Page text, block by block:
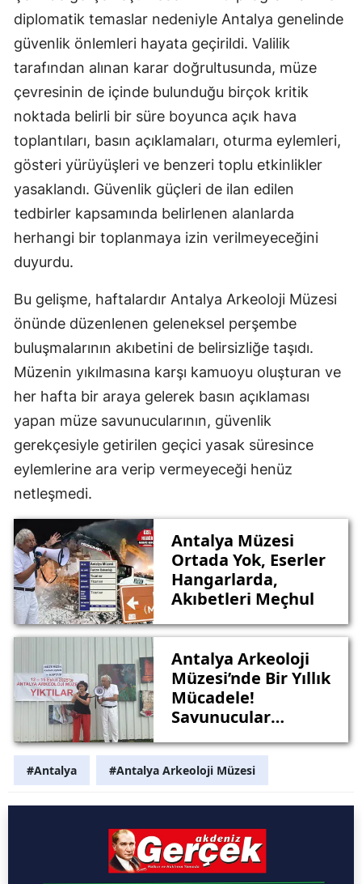
diplomatik temaslar nedeniyle Antalya genelinde
güvenlik önlemleri hayata geçirildi. Valilik
tarafından alınan karar doğrultusunda, müze
çevresinin de içinde bulunduğu birçok kritik
noktada belirli bir süre boyunca açık hava
toplantıları, basın açıklamaları, oturma eylemleri,
gösteri yürüyüşleri ve benzeri toplu etkinlikler
yasaklandı. Güvenlik güçleri de ilan edilen
tedbirler kapsamında belirlenen alanlarda
herhangi bir toplanmaya izin verilmeyeceğini
duyurdu.
Bu gelişme, haftalardır Antalya Arkeoloji Müzesi
önünde düzenlenen geleneksel perşembe
buluşmalarının akıbetini de belirsizliğe taşıdı.
Müzenin yıkılmasına karşı kamuoyu oluşturan ve
her hafta bir araya gelerek basın açıklaması
yapan müze savunucularının, güvenlik
gerekçesiyle getirilen geçici yasak süresince
eylemlerine ara verip vermeyeceği henüz
netleşmedi.
Antalya Müzesi
Ortada Yok, Eserler
Hangarlarda,
Akıbetleri Meçhul
Antalya Arkeoloji
Müzesi’nde Bir Yıllık
Mücadele!
Savunucular
Önünde
#Antalya #Antalya Arkeoloji Müzesi